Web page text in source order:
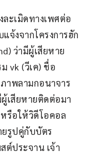
ะเมิดทางเพศต่อ
จ้งจากโครงการฮัก
ว่ามีผู้เสียหาย
vk (วีเค) ชื่อ
ภาพลามกอนาจาร
เสียหายติดต่อมา
รือให้วิดีโอคอล
ยรูปคู่กับบัตร
ต์ประจาน เจ้า